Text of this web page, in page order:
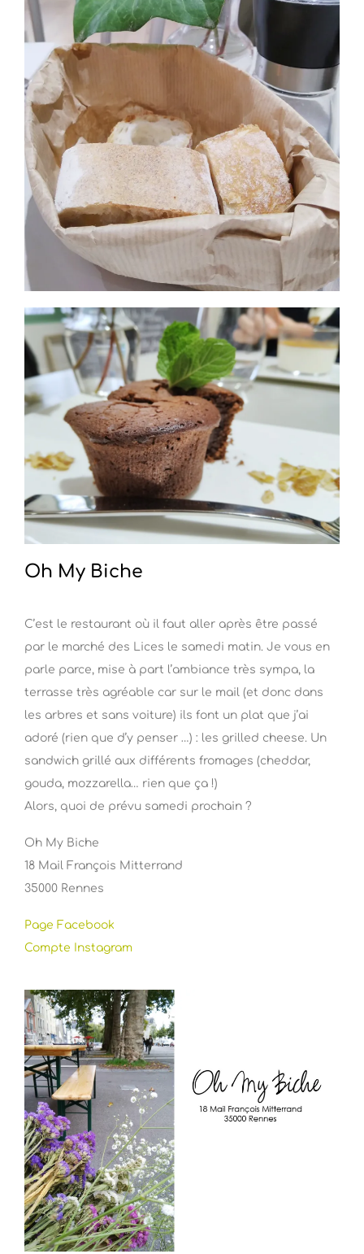
Oh My Biche
C’est le restaurant où il faut aller après être passé
par le marché des Lices le samedi matin. Je vous en
parle parce, mise à part l’ambiance très sympa, la
terrasse très agréable car sur le mail (et donc dans
les arbres et sans voiture) ils font un plat que j’ai
adoré (rien que d’y penser …) : les grilled cheese. Un
sandwich grillé aux différents fromages (cheddar,
gouda, mozzarella… rien que ça !)
Alors, quoi de prévu samedi prochain ?
Oh My Biche
18 Mail François Mitterrand
35000 Rennes
Page Facebook
Compte Instagram